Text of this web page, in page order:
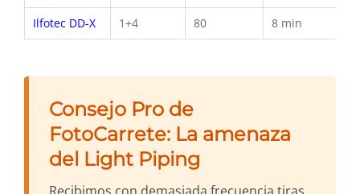
Ilfotec DD-X 1+4 80 8 min
Consejo Pro de
FotoCarrete: La amenaza
del Light Piping